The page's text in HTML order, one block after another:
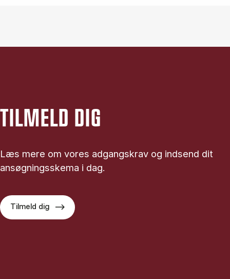
TILMELD DIG
Læs mere om vores adgangskrav og indsend dit
ansøgningsskema i dag.
Tilmeld dig